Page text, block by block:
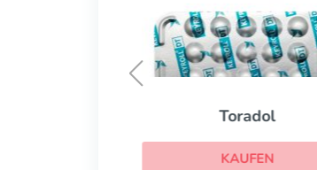
Toradol
KAUFEN